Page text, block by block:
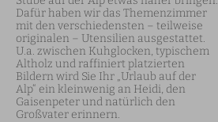
Dafür haben wir das Themenzimmer
mit den verschiedensten – teilweise
originalen – Utensilien ausgestattet.
U.a. zwischen Kuhglocken, typischem
Altholz und raffiniert platzierten
Bildern wird Sie Ihr „Urlaub auf der
Alp“ ein kleinwenig an Heidi, den
Gaisenpeter und natürlich den
Großvater erinnern.